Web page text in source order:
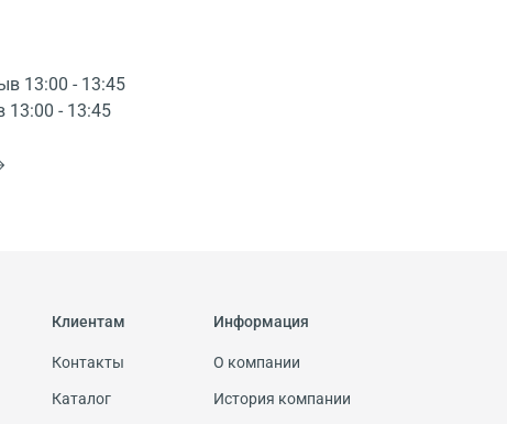
13:00 - 13:45
13:00 - 13:45
Клиентам
Контакты
Каталог
Информация
О компании
История компании